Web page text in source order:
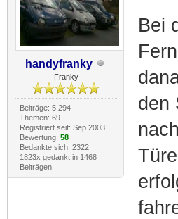
handyfranky
Franky
Beiträge: 5.294
Themen: 69
Registriert seit: Sep 2003
Bewertung: 58
Bedankte sich: 2322
1823x gedankt in 1468
Beiträgen
Bei
den